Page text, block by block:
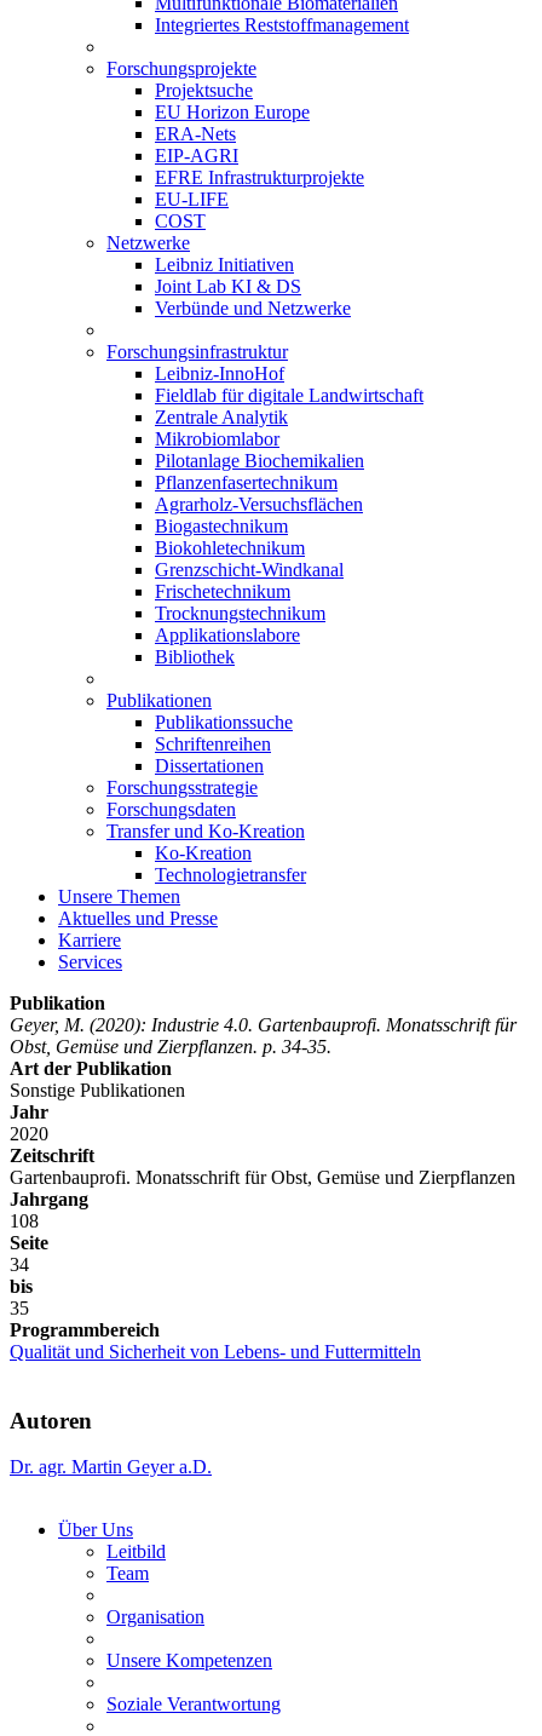
Integriertes Reststoffmanagement
Forschungsprojekte
Projektsuche
EU Horizon Europe
ERA-Nets
EIP-AGRI
EFRE Infrastrukturprojekte
EU-LIFE
COST
Netzwerke
Leibniz Initiativen
Joint Lab KI & DS
Verbünde und Netzwerke
Forschungsinfrastruktur
Leibniz-InnoHof
Fieldlab für digitale Landwirtschaft
Zentrale Analytik
Mikrobiomlabor
Pilotanlage Biochemikalien
Pflanzenfasertechnikum
Agrarholz-Versuchsflächen
Biogastechnikum
Biokohletechnikum
Grenzschicht-Windkanal
Frischetechnikum
Trocknungstechnikum
Applikationslabore
Bibliothek
Publikationen
Publikationssuche
Schriftenreihen
Dissertationen
Forschungsstrategie
Forschungsdaten
Transfer und Ko-Kreation
Ko-Kreation
Technologietransfer
Unsere Themen
Aktuelles und Presse
Karriere
Services
Publikation
Geyer, M. (2020): Industrie 4.0. Gartenbauprofi. Monatsschrift für
Obst, Gemüse und Zierpflanzen. p. 34-35.
Art der Publikation
Sonstige Publikationen
Jahr
2020
Zeitschrift
Gartenbauprofi. Monatsschrift für Obst, Gemüse und Zierpflanzen
Jahrgang
108
Seite
34
bis
35
Programmbereich
Qualität und Sicherheit von Lebens- und Futtermitteln
Autoren
Dr. agr. Martin Geyer a.D.
Über Uns
Leitbild
Team
Organisation
Unsere Kompetenzen
Soziale Verantwortung